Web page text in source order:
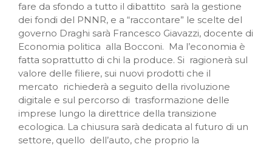
fare da sfondo a tutto il dibattito sarà la gestione
dei fondi del PNNR, e a “raccontare” le scelte del
governo Draghi sarà Francesco Giavazzi, docente di
Economia politica alla Bocconi. Ma l’economia è
fatta soprattutto di chi la produce. Si ragionerà sul
valore delle filiere, sui nuovi prodotti che il
mercato richiederà a seguito della rivoluzione
digitale e sul percorso di trasformazione delle
imprese lungo la direttrice della transizione
ecologica. La chiusura sarà dedicata al futuro di un
settore, quello dell’auto, che proprio la